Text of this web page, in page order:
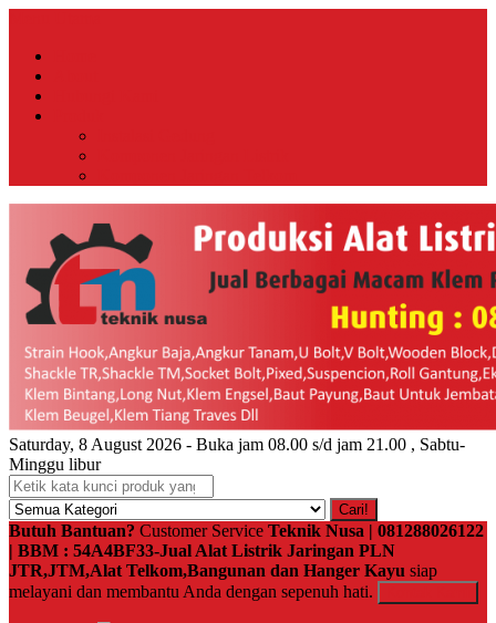
Saturday, 8 August 2026 - Buka jam 08.00 s/d jam 21.00 , Sabtu-
Minggu libur
Cari!
Butuh Bantuan? Customer Service Teknik Nusa | 081288026122
| BBM : 54A4BF33-Jual Alat Listrik Jaringan PLN
JTR,JTM,Alat Telkom,Bangunan dan Hanger Kayu siap
melayani dan membantu Anda dengan sepenuh hati.